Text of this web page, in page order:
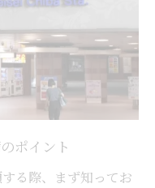
リスクと対策法
き浮気調査の注意
安心するために
浮気調査の工夫
ポイント
る際、まず知ってお